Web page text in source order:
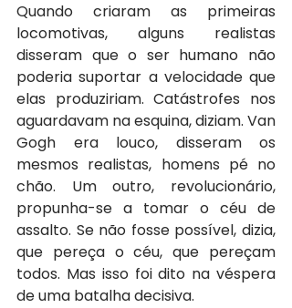
Quando criaram as primeiras
locomotivas, alguns realistas
disseram que o ser humano não
poderia suportar a velocidade que
elas produziriam. Catástrofes nos
aguardavam na esquina, diziam. Van
Gogh era louco, disseram os
mesmos realistas, homens pé no
chão. Um outro, revolucionário,
propunha-se a tomar o céu de
assalto. Se não fosse possível, dizia,
que pereça o céu, que pereçam
todos. Mas isso foi dito na véspera
de uma batalha decisiva.